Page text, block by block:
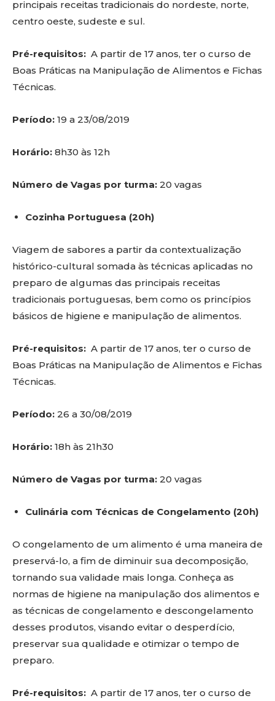
principais receitas tradicionais do nordeste, norte,
centro oeste, sudeste e sul.
Pré-requisitos: A partir de 17 anos, ter o curso de
Boas Práticas na Manipulação de Alimentos e Fichas
Técnicas.
Período: 19 a 23/08/2019
Horário: 8h30 às 12h
Número de Vagas por turma: 20 vagas
Cozinha Portuguesa (20h)
Viagem de sabores a partir da contextualização
histórico-cultural somada às técnicas aplicadas no
preparo de algumas das principais receitas
tradicionais portuguesas, bem como os princípios
básicos de higiene e manipulação de alimentos.
Pré-requisitos: A partir de 17 anos, ter o curso de
Boas Práticas na Manipulação de Alimentos e Fichas
Técnicas.
Período: 26 a 30/08/2019
Horário: 18h às 21h30
Número de Vagas por turma: 20 vagas
Culinária com Técnicas de Congelamento (20h)
O congelamento de um alimento é uma maneira de
preservá-lo, a fim de diminuir sua decomposição,
tornando sua validade mais longa. Conheça as
normas de higiene na manipulação dos alimentos e
as técnicas de congelamento e descongelamento
desses produtos, visando evitar o desperdício,
preservar sua qualidade e otimizar o tempo de
preparo.
Pré-requisitos: A partir de 17 anos, ter o curso de